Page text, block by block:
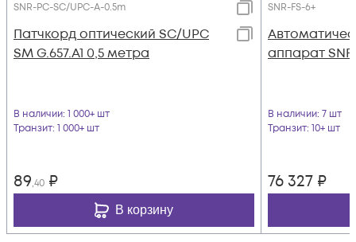
SNR-PC-SC/UPC-A-0.5m
Патчкорд оптический SC/UPC
SM G.657.A1 0,5 метра
В наличии: 1 000+ шт
Транзит: 1 000+ шт
89,40 ₽
В корзину
SNR-FS-6+
аппарат
В наличии: 7 шт
Транзит: 10+ шт
76 327 ₽